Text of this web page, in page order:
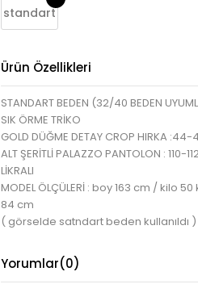
standart
Ürün Özellikleri
STANDART BEDEN (32/40 BEDEN
SIK ÖRME TRİKO
GOLD DÜĞME DETAY CROP HIRKA
ALT ŞERİTLİ PALAZZO PANTOLON : 110-
LİKRALI
MODEL ÖLÇÜLERİ : boy 163 cm /
84 cm
( görselde satndart beden kullanıldı )
Yorumlar(0)